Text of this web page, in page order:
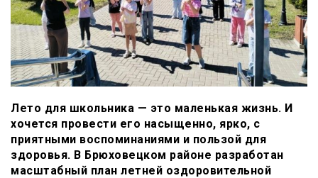
Лето для школьника — это маленькая жизнь. И
хочется провести его насыщенно, ярко, с
приятными воспоминаниями и пользой для
здоровья. В Брюховецком районе разработан
масштабный план летней оздоровительной